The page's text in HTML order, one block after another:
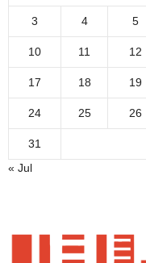
3 4 5
10 11 12
17 18 19
24 25 26
31
« Jul